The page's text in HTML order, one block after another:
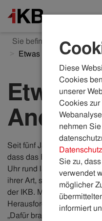
Sie befinden sich hier:
Etwas ganz ganz
Etwas
Anderes
Seit fünf Jahren kümmert
dass das Biomasse-
Uhr rund läuft. Diese
ihrer Art, sie ist auch eine
der IKB. Matthias schafft
Herausforderungen
„Dafür braucht es
Diese
Cookies
unserer
Cookies
nehmen
Datenschutz
Sie zu,
verwendet
möglicher
informiert